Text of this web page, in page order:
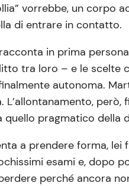
vorrebbe, un corpo
di entrare in contatto.
in prima
tra loro – e le scelte
autonoma.
L’allontanamento,
pragmatico della
a prendere forma,
esami e, dopo
perché ancora